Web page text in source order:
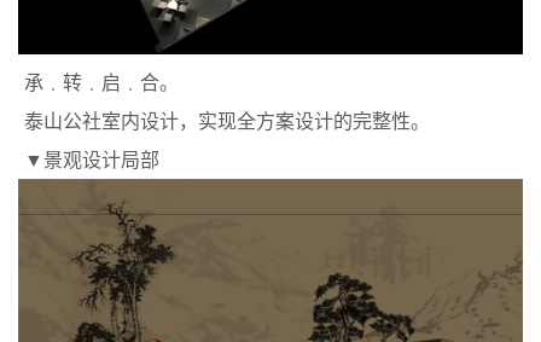
承﹒转﹒启﹒合。
泰山公社室内设计，实现全方案设计的完整性。
▼景观设计局部